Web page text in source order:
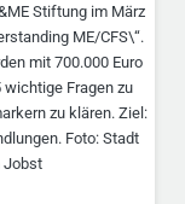
Stiftung im März
ME/CFS\“.
mit 700.000 Euro
Fragen zu
zu klären. Ziel:
Foto: Stadt
Jobst